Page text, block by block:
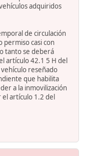
adquiridos
de circulación
permiso casi con
tanto se deberá
artículo 42.1 5 H del
reseñado
que habilita
a la inmovilización
artículo 1.2 del